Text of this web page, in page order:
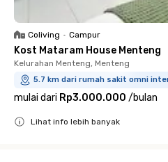
Coliving • Campur
Kost Mataram House Menteng
Kelurahan Menteng, Menteng
5.7 km dari rumah sakit omni
mulai dari Rp3.000.000 /bulan
Lihat info lebih banyak